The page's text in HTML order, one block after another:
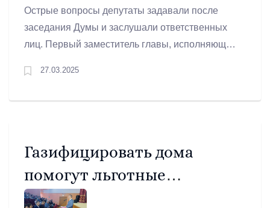
Острые вопросы депутаты задавали после
заседания Думы и заслушали ответственных
лиц. Первый заместитель главы, исполняющий
муниципального округа Наталия Черемных
27.03.2025
Газифицировать дома
помогут льготные
программы